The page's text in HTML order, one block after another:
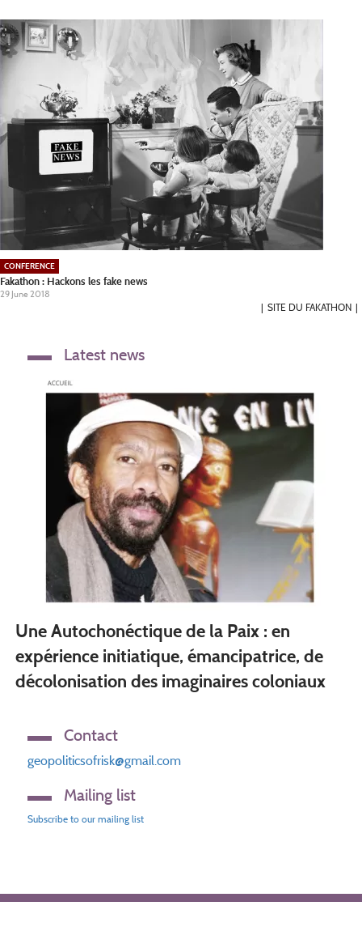
CONFERENCE
Fakathon : Hackons les fake news
29 June 2018
SITE DU FAKATHON
Latest news
Une Autochonéctique de la Paix : en
expérience initiatique, émancipatrice, de
décolonisation des imaginaires coloniaux
Contact
geopoliticsofrisk@gmail.com
Mailing list
Subscribe to our mailing list